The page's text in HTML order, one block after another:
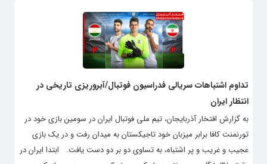
تداوم اشتباهات سریالی فدراسیون فوتبال/آبروریزی تاریخی در
انتظار ایران
به گزارش افتخار آذربایجان، تیم ملی فوتبال ایران در سومین بازی خود در
تورنمنت کافا برابر میزبان خود تاجیکستان به میدان رفت و در یک بازی
عجیب و غریب و پر اشتباه، به تساوی دو بر دو دست یافت. ابتدا ایران در